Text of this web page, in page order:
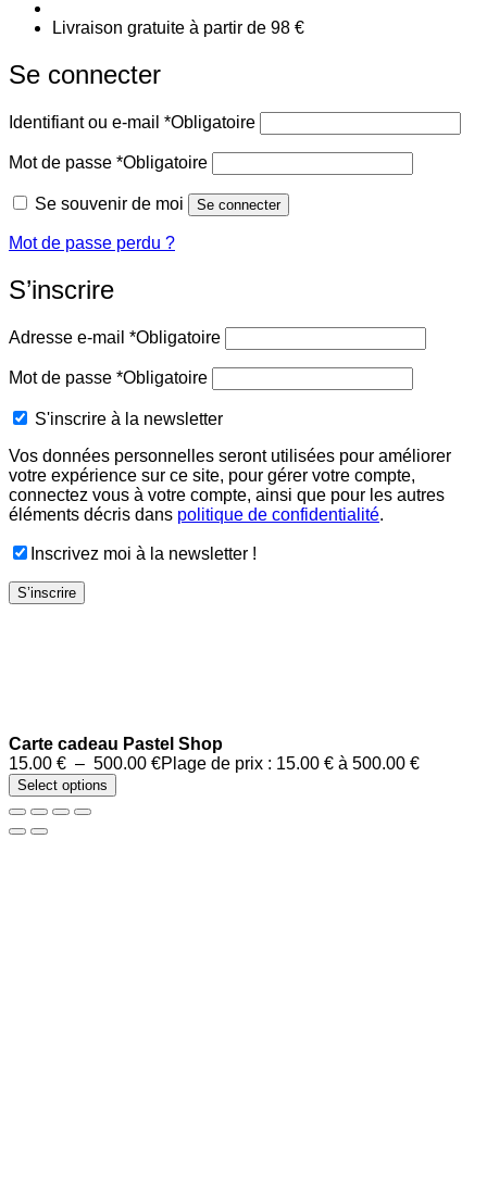
Livraison gratuite à partir de 98 €
Se connecter
Identifiant ou e-mail *Obligatoire
Mot de passe *Obligatoire
Se souvenir de moi Se connecter
Mot de passe perdu ?
S’inscrire
Adresse e-mail *Obligatoire
Mot de passe *Obligatoire
S'inscrire à la newsletter
Vos données personnelles seront utilisées pour améliorer
votre expérience sur ce site, pour gérer votre compte,
connectez vous à votre compte, ainsi que pour les autres
éléments décris dans politique de confidentialité.
Inscrivez moi à la newsletter !
S’inscrire
Carte cadeau Pastel Shop
15.00 € – 500.00 €Plage de prix : 15.00 € à 500.00 €
Select options